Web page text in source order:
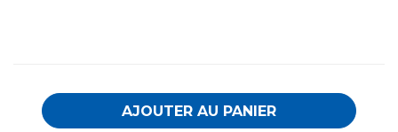
AJOUTER AU PANIER